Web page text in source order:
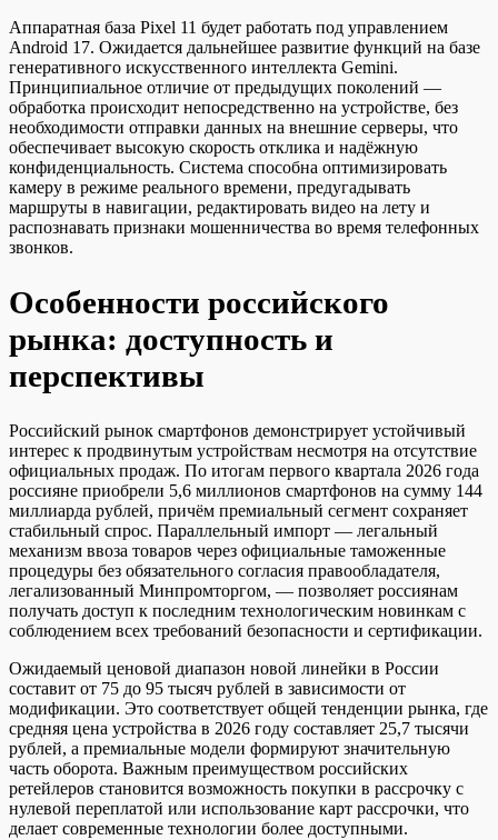
Аппаратная база Pixel 11 будет работать под управлением
Android 17. Ожидается дальнейшее развитие функций на базе
генеративного искусственного интеллекта Gemini.
Принципиальное отличие от предыдущих поколений —
обработка происходит непосредственно на устройстве, без
необходимости отправки данных на внешние серверы, что
обеспечивает высокую скорость отклика и надёжную
конфиденциальность. Система способна оптимизировать
камеру в режиме реального времени, предугадывать
маршруты в навигации, редактировать видео на лету и
распознавать признаки мошенничества во время телефонных
звонков.
Особенности российского
рынка: доступность и
перспективы
Российский рынок смартфонов демонстрирует устойчивый
интерес к продвинутым устройствам несмотря на отсутствие
официальных продаж. По итогам первого квартала 2026 года
россияне приобрели 5,6 миллионов смартфонов на сумму 144
миллиарда рублей, причём премиальный сегмент сохраняет
стабильный спрос. Параллельный импорт — легальный
механизм ввоза товаров через официальные таможенные
процедуры без обязательного согласия правообладателя,
легализованный Минпромторгом, — позволяет россиянам
получать доступ к последним технологическим новинкам с
соблюдением всех требований безопасности и сертификации.
Ожидаемый ценовой диапазон новой линейки в России
составит от 75 до 95 тысяч рублей в зависимости от
модификации. Это соответствует общей тенденции рынка, где
средняя цена устройства в 2026 году составляет 25,7 тысячи
рублей, а премиальные модели формируют значительную
часть оборота. Важным преимуществом российских
ретейлеров становится возможность покупки в рассрочку с
нулевой переплатой или использование карт рассрочки, что
делает современные технологии более доступными.